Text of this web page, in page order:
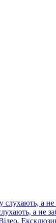
а не
,